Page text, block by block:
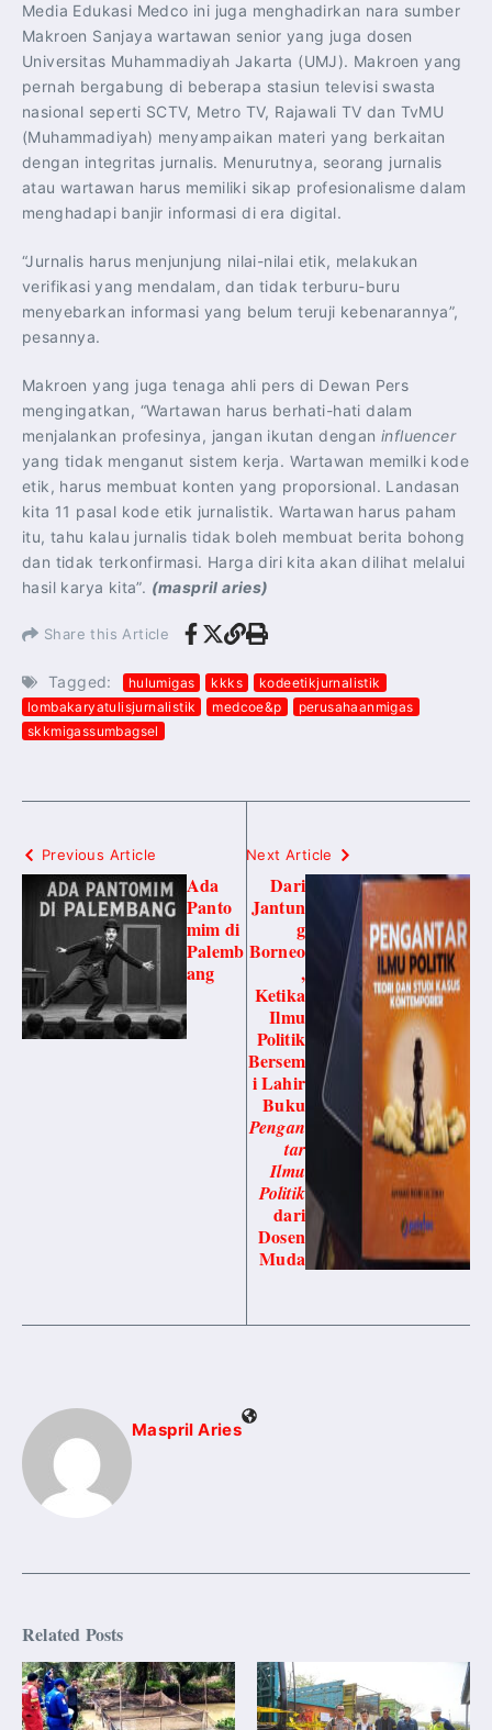
Media Edukasi Medco ini juga menghadirkan nara sumber
Makroen Sanjaya wartawan senior yang juga dosen
Universitas Muhammadiyah Jakarta (UMJ). Makroen yang
pernah bergabung di beberapa stasiun televisi swasta
nasional seperti SCTV, Metro TV, Rajawali TV dan TvMU
(Muhammadiyah) menyampaikan materi yang berkaitan
dengan integritas jurnalis. Menurutnya, seorang jurnalis
atau wartawan harus memiliki sikap profesionalisme dalam
menghadapi banjir informasi di era digital.
“Jurnalis harus menjunjung nilai-nilai etik, melakukan
verifikasi yang mendalam, dan tidak terburu-buru
menyebarkan informasi yang belum teruji kebenarannya”,
pesannya.
Makroen yang juga tenaga ahli pers di Dewan Pers
mengingatkan, “Wartawan harus berhati-hati dalam
menjalankan profesinya, jangan ikutan dengan influencer
yang tidak menganut sistem kerja. Wartawan memilki kode
etik, harus membuat konten yang proporsional. Landasan
kita 11 pasal kode etik jurnalistik. Wartawan harus paham
itu, tahu kalau jurnalis tidak boleh membuat berita bohong
dan tidak terkonfirmasi. Harga diri kita akan dilihat melalui
hasil karya kita”. (maspril aries)
Share this Article
Tagged: hulumigas kkks
kodeetikjurnalistik
lombakaryatulisjurnalistik
medcoe&p
perusahaanmigas
skkmigassumbagsel
Previous Article
Ada
Panto
mim di
Palemb
ang
Next Article
Dari
Jantun
g
Borneo
,
Ketika
Ilmu
Politik
Bersem
i Lahir
Buku
Pengan
tar
Ilmu
Politik
dari
Dosen
Muda
Maspril Aries
Related Posts